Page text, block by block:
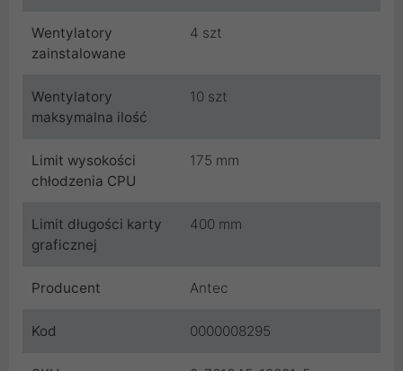
Wentylatory
zainstalowane
4 szt
Wentylatory
maksymalna ilość
10 szt
Limit wysokości
chłodzenia CPU
175 mm
Limit długości karty
graficznej
400 mm
Producent Antec
Kod 0000008295